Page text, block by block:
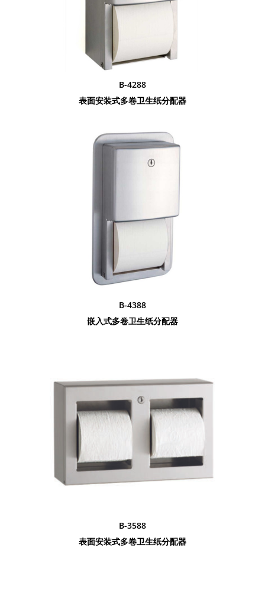
B-4288
表面安装式多卷卫生纸分配器
B-4388
嵌入式多卷卫生纸分配器
B-3588
表面安装式多卷卫生纸分配器